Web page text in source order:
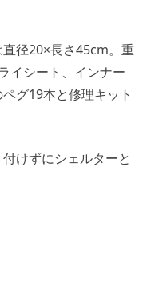
径20×長さ45cm。重
イシート、インナー
グ19本と修理キット
けずにシェルターと